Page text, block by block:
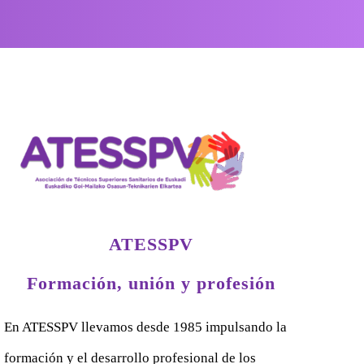
ATESSPV
Formación, unión y profesión
En ATESSPV llevamos desde 1985 impulsando la
formación y el desarrollo profesional de los